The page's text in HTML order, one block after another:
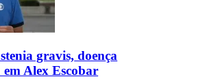
gravis, doença
Alex Escobar